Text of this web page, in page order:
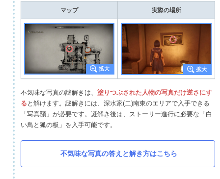
マップ 実際の場所
不気味な写真の謎解きは、 塗りつぶされた人物の写真だけ逆さにす
る と解けます。謎解きには、深水家(二)南東のエリアで入手できる
「写真額」が必要です。謎解き後は、ストーリー進行に必要な「白
い鳥と狐の板」を入手可能です。
不気味な写真の答えと解き方はこちら